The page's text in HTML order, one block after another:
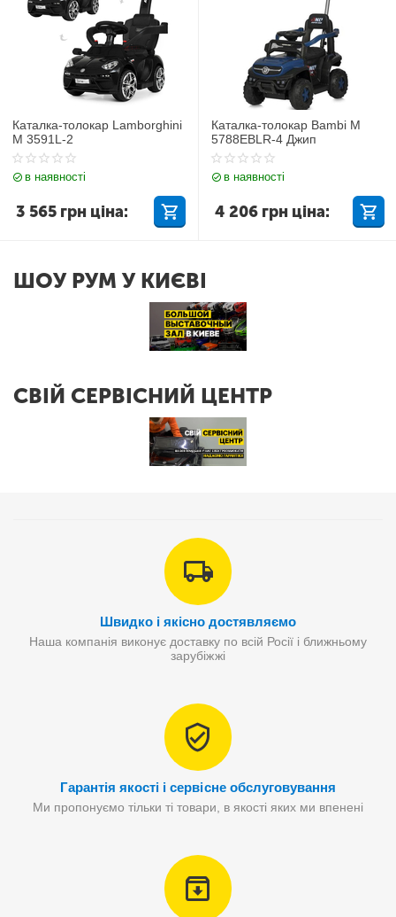
Каталка-толокар Lamborghini
M 3591L-2
в наявності
3 565 грн ціна:
Каталка-толокар Bambi M
5788EBLR-4 Джип
в наявності
4 206 грн ціна:
ШОУ РУМ У КИЄВІ
СВІЙ СЕРВІСНИЙ ЦЕНТР
Швидко і якісно достявляємо
Наша компанія виконує доставку по всій Росії і ближньому
зарубіжжі
Гарантія якості і сервісне обслуговування
Ми пропонуємо тільки ті товари, в якості яких ми впенені